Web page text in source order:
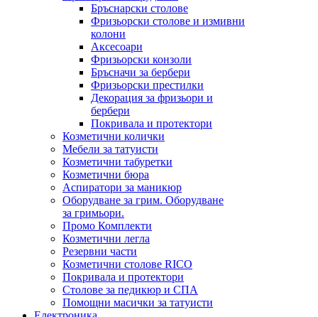
Бръснарски столове
Фризьорски столове и измивни
колони
Аксесоари
Фризьорски конзоли
Бръсначи за бербери
Фризьорски престилки
Декорация за фризьори и
бербери
Покривала и протектори
Козметични колички
Мебели за татуисти
Козметични табуретки
Козметични бюра
Аспиратори за маникюр
Оборудване за грим. Оборудване
за гримьори.
Промо Комплекти
Козметични легла
Резервни части
Козметични столове RICO
Покривала и протектори
Столове за педикюр и СПА
Помощни масички за татуисти